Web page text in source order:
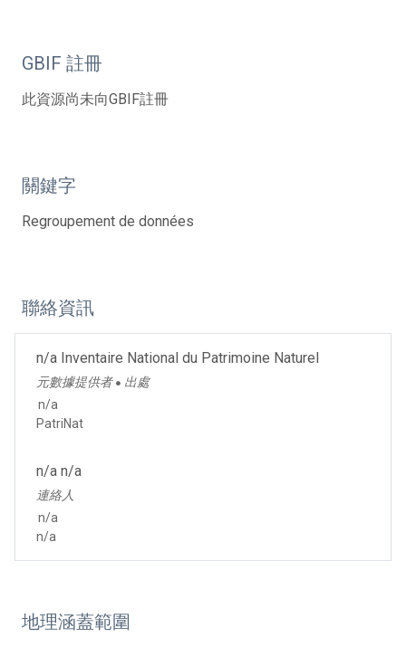
GBIF 註冊
此資源尚未向GBIF註冊
關鍵字
Regroupement de données
聯絡資訊
n/a Inventaire National du Patrimoine Naturel
元數據提供者 ● 出處
n/a
PatriNat
n/a n/a
連絡人
n/a
n/a
地理涵蓋範圍